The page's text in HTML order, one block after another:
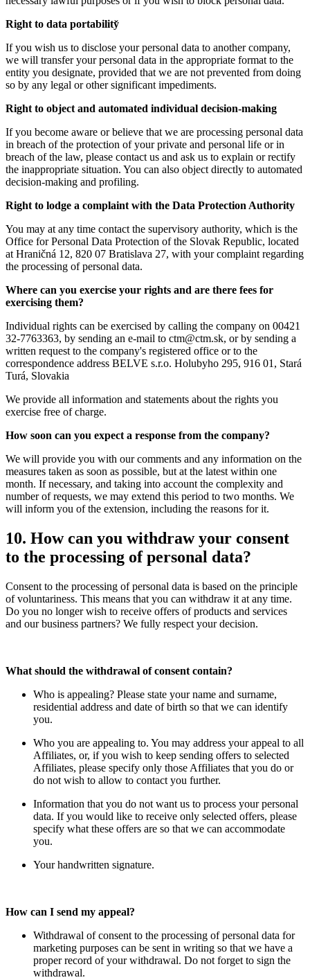
Right to data portability̌
If you wish us to disclose your personal data to another company,
we will transfer your personal data in the appropriate format to the
entity you designate, provided that we are not prevented from doing
so by any legal or other significant impediments.
Right to object and automated individual decision-making
If you become aware or believe that we are processing personal data
in breach of the protection of your private and personal life or in
breach of the law, please contact us and ask us to explain or rectify
the inappropriate situation. You can also object directly to automated
decision-making and profiling.
Right to lodge a complaint with the Data Protection Authority
You may at any time contact the supervisory authority, which is the
Office for Personal Data Protection of the Slovak Republic, located
at Hraničná 12, 820 07 Bratislava 27, with your complaint regarding
the processing of personal data.
Where can you exercise your rights and are there fees for
exercising them?
Individual rights can be exercised by calling the company on 00421
32-7763363, by sending an e-mail to ctm@ctm.sk, or by sending a
written request to the company's registered office or to the
correspondence address BELVE s.r.o. Holubyho 295, 916 01, Stará
Turá, Slovakia
We provide all information and statements about the rights you
exercise free of charge.
How soon can you expect a response from the company?
We will provide you with our comments and any information on the
measures taken as soon as possible, but at the latest within one
month. If necessary, and taking into account the complexity and
number of requests, we may extend this period to two months. We
will inform you of the extension, including the reasons for it.
10. How can you withdraw your consent
to the processing of personal data?
Consent to the processing of personal data is based on the principle
of voluntariness. This means that you can withdraw it at any time.
Do you no longer wish to receive offers of products and services
and our business partners? We fully respect your decision.
What should the withdrawal of consent contain?
Who is appealing? Please state your name and surname,
residential address and date of birth so that we can identify
you.
Who you are appealing to. You may address your appeal to all
Affiliates, or, if you wish to keep sending offers to selected
Affiliates, please specify only those Affiliates that you do or
do not wish to allow to contact you further.
Information that you do not want us to process your personal
data. If you would like to receive only selected offers, please
specify what these offers are so that we can accommodate
you.
Your handwritten signature.
How can I send my appeal?
Withdrawal of consent to the processing of personal data for
marketing purposes can be sent in writing so that we have a
proper record of your withdrawal. Do not forget to sign the
withdrawal.